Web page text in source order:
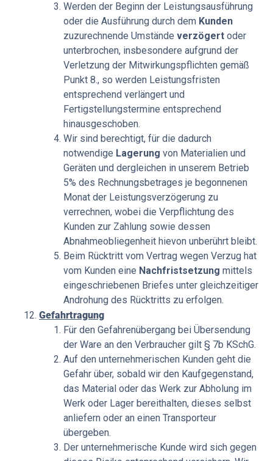
Werden der Beginn der Leistungsausführung
oder die Ausführung durch dem Kunden
zuzurechnende Umstände verzögert oder
unterbrochen, insbesondere aufgrund der
Verletzung der Mitwirkungspflichten gemäß
Punkt 8., so werden Leistungsfristen
entsprechend verlängert und
Fertigstellungstermine entsprechend
hinausgeschoben.
Wir sind berechtigt, für die dadurch
notwendige Lagerung von Materialien und
Geräten und dergleichen in unserem Betrieb
5% des Rechnungsbetrages je begonnenen
Monat der Leistungsverzögerung zu
verrechnen, wobei die Verpflichtung des
Kunden zur Zahlung sowie dessen
Abnahmeobliegenheit hievon unberührt bleibt.
Beim Rücktritt vom Vertrag wegen Verzug hat
vom Kunden eine Nachfristsetzung mittels
eingeschriebenen Briefes unter gleichzeitiger
Androhung des Rücktritts zu erfolgen.
Gefahrtragung
Für den Gefahrenübergang bei Übersendung
der Ware an den Verbraucher gilt § 7b KSchG.
Auf den unternehmerischen Kunden geht die
Gefahr über, sobald wir den Kaufgegenstand,
das Material oder das Werk zur Abholung im
Werk oder Lager bereithalten, dieses selbst
anliefern oder an einen Transporteur
übergeben.
Der unternehmerische Kunde wird sich gegen